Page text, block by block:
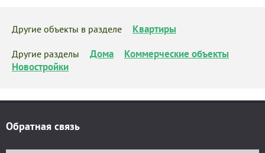
Другие объекты в разделе Квартиры
Другие разделы Дома
Коммерческие объекты
Новостройки
Обратная связь